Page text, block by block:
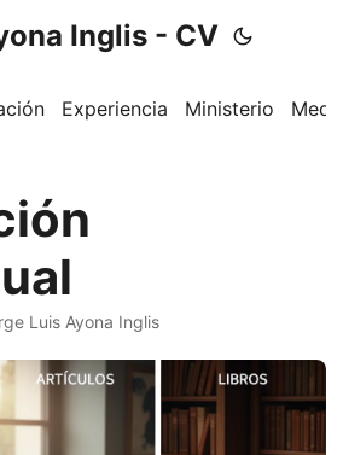
Inglis - CV
Experiencia Ministerio
Luis Ayona Inglis